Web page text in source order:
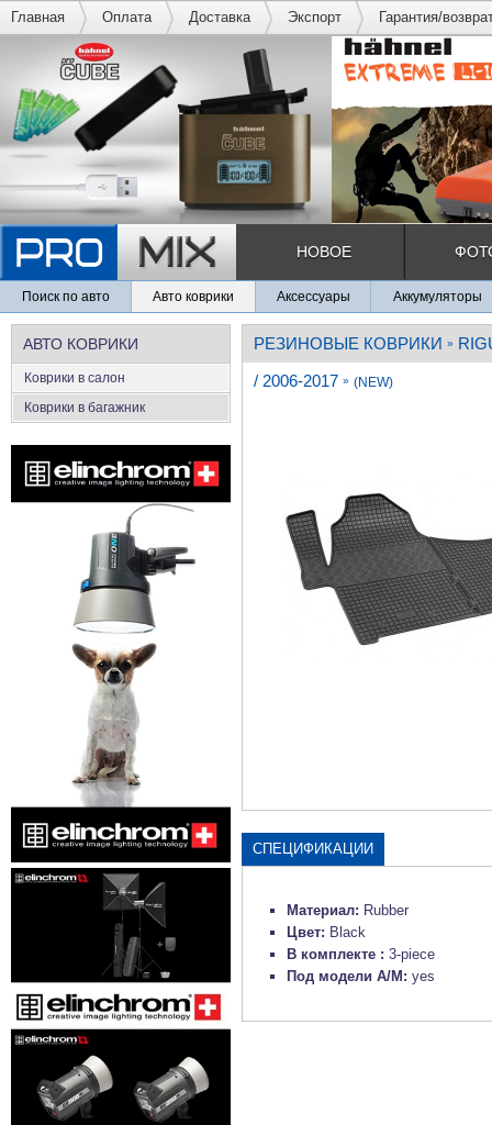
Главная Оплата Доставка Экспорт Гарантия/
НОВОЕ
Поиск по авто Авто коврики Аксессуары Аккумуляторы
АВТО КОВРИКИ
Коврики в салон
Коврики в багажник
РЕЗИНОВЫЕ КОВРИКИ »
/ 2006-2017 » (NEW)
СПЕЦИФИКАЦИИ
Материал: Rubber
Цвет: Black
В комплекте : 3-piece
Под модели А/М: yes